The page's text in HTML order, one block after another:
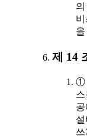
제 14
①